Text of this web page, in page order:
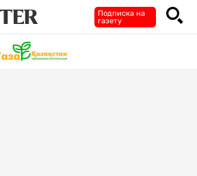
Подписка на
газету